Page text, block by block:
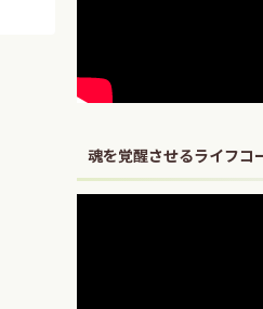
魂を覚醒させるライフコ